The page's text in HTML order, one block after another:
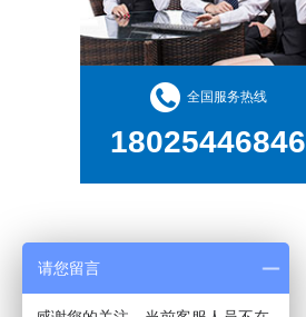
全国服务热线
18025446846
请您留言